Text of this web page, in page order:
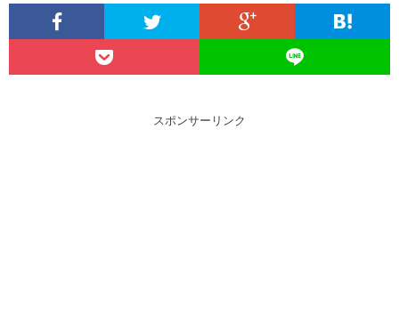
スポンサーリンク